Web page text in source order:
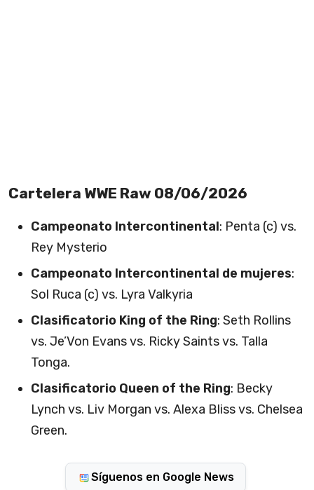
Cartelera WWE Raw 08/06/2026
Campeonato Intercontinental: Penta (c) vs.
Rey Mysterio
Campeonato Intercontinental de mujeres:
Sol Ruca (c) vs. Lyra Valkyria
Clasificatorio King of the Ring: Seth Rollins
vs. Je’Von Evans vs. Ricky Saints vs. Talla
Tonga.
Clasificatorio Queen of the Ring: Becky
Lynch vs. Liv Morgan vs. Alexa Bliss vs. Chelsea
Green.
Síguenos en Google News